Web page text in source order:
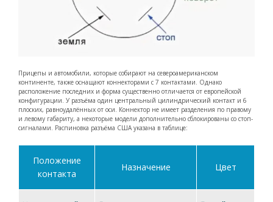
Прицепы и автомобили, которые собирают на североамериканском
континенте, также оснащают коннекторами с 7 контактами. Однако
расположение последних и форма существенно отличается от европейской
конфигурации. У разъёма один центральный цилиндрический контакт и 6
плоских, равноудалённых от оси. Коннектор не имеет разделения по правому
и левому габариту, а некоторые модели дополнительно сблокированы со стоп-
сигналами. Распиновка разъёма США указана в таблице:
Положение
контакта
Назначение Цвет